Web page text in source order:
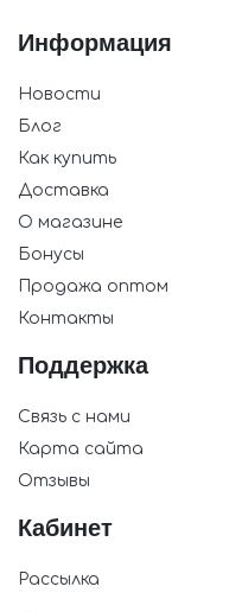
Информация
Новости
Блог
Как купить
Доставка
О магазине
Бонусы
Продажа оптом
Контакты
Поддержка
Связь с нами
Карта сайта
Отзывы
Кабинет
Рассылка